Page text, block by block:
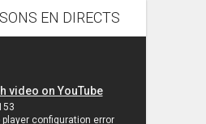
EN DIRECTS